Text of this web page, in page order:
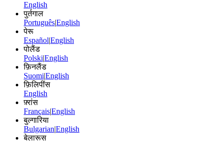
English
पुर्तगाल
Português|English
पेरू
Español|English
पोलैंड
Polski|English
फ़िनलैंड
Suomi|English
फ़िलिपींस
English
फ़्रांस
Français|English
बुल्गारिया
Bulgarian|English
बेलारूस